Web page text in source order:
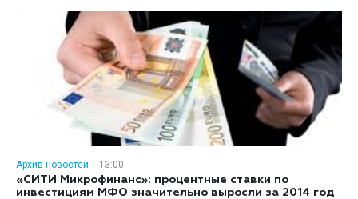
Архив новостей
13:00
«СИТИ Микрофинанс»: процентные ставки по
инвестициям МФО значительно выросли за 2014 год